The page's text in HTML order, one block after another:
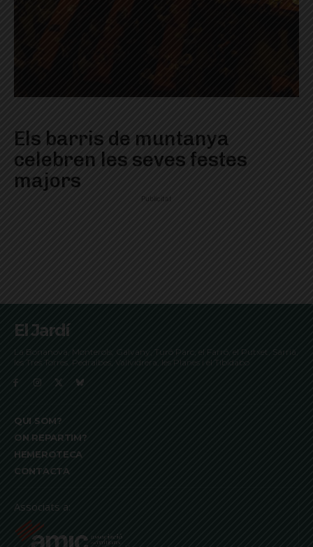
Els barris de muntanya
celebren les seves festes
majors
Publicitat
El Jardí
La Bonanova, Monterols, Galvany, Turó Parc, el Farró, el Putxet, Sarrià,
les Tres Torres, Pedralbes, Vallvidrera, les Planes i el Tibidabo
QUI SOM?
ON REPARTIM?
HEMEROTECA
CONTACTA
Associats a: